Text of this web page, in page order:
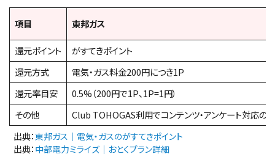
項目 東邦ガス
還元ポイント
がすてきポイント
還元方式
電気・ガス料金200円につき1P
還元率目安
0.5%（200円で1P、1P=1円）
その他
Club TOHOGAS利用でコンテンツ・アンケート対応の
出典：東邦ガス｜電気・ガスのがすてきポイント
出典： 中部電力ミライズ｜おとくプラン詳細